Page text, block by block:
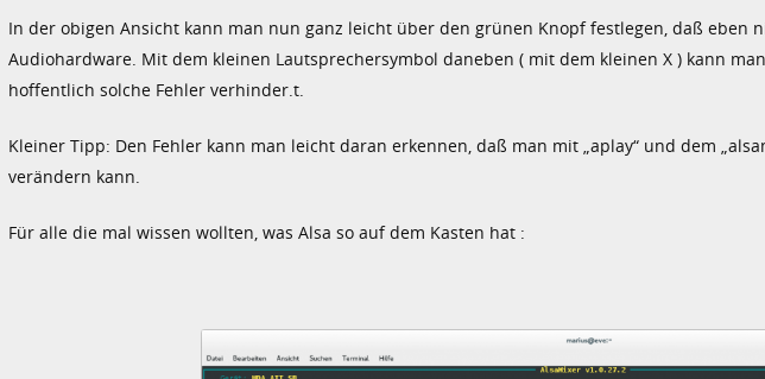
In der obigen Ansicht kann man nun ganz leicht über den grünen Knopf festlegen, daß eben
Audiohardware. Mit dem kleinen Lautsprechersymbol daneben ( mit dem kleinen X ) kann
hoffentlich solche Fehler verhinder.t.
Kleiner Tipp: Den Fehler kann man leicht daran erkennen, daß man mit „aplay“ und dem
verändern kann.
Für alle die mal wissen wollten, was Alsa so auf dem Kasten hat :